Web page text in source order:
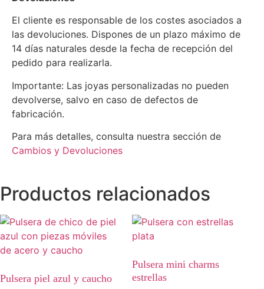
El cliente es responsable de los costes asociados a
las devoluciones. Dispones de un plazo máximo de
14 días naturales desde la fecha de recepción del
pedido para realizarla.
Importante: Las joyas personalizadas no pueden
devolverse, salvo en caso de defectos de
fabricación.
Para más detalles, consulta nuestra sección de
Cambios y Devoluciones
Productos relacionados
Pulsera piel azul y caucho
Pulsera mini charms
estrellas